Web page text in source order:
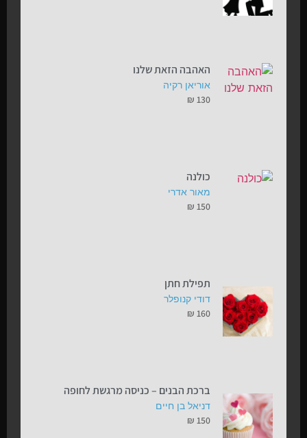
האהבה הזאת שלנו
אוריאן רקיה
₪ 130
כולנה
מאור אדרי
₪ 150
תפילת חתן
דודי קנופלר
₪ 160
ברכת הבנים – כניסה מרגשת לחופה
דניאל בן חיים
₪ 150